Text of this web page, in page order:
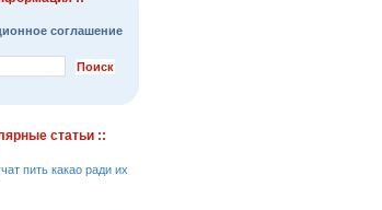
соглашение
статьи ::
пить какао ради их